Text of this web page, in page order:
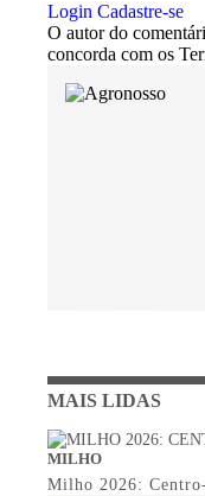
Login Cadastre-se
O autor do
concorda com os
MAIS LIDAS
MILHO
Milho 2026: